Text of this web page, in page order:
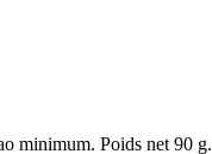
minimum. Poids net 90 g.